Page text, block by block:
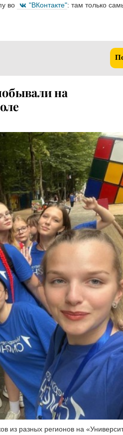
во "ВКонтакте": там только
на
из разных регионов на